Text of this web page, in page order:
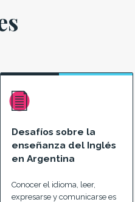
Desafíos sobre la
enseñanza del Inglés
en Argentina
Conocer el idioma, leer,
expresarse y comunicarse es